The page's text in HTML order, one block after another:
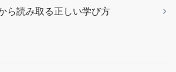
ら読み取る正しい学び方